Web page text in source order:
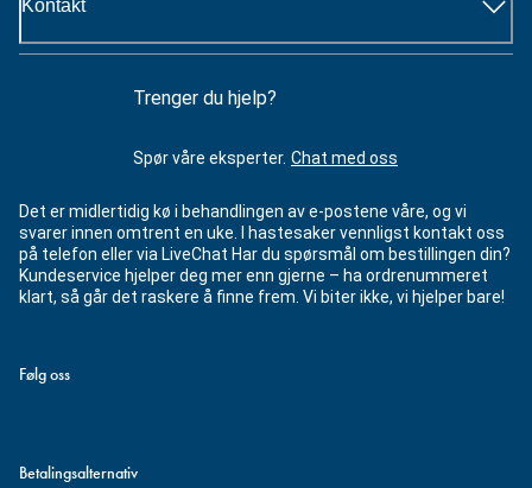
Kontakt
Trenger du hjelp?
Spør våre eksperter. Chat med oss
Det er midlertidig kø i behandlingen av e-postene våre, og vi
svarer innen omtrent en uke. I hastesaker vennligst kontakt oss
på telefon eller via LiveChat Har du spørsmål om bestillingen din?
Kundeservice hjelper deg mer enn gjerne – ha ordrenummeret
klart, så går det raskere å finne frem. Vi biter ikke, vi hjelper bare!
Følg oss
Betalingsalternativ